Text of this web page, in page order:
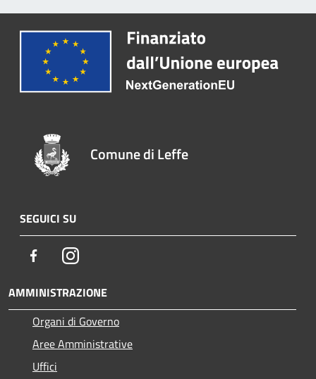
Comune di Leffe
SEGUICI SU
FacebookInstagram
AMMINISTRAZIONE
Organi di Governo
Aree Amministrative
Uffici